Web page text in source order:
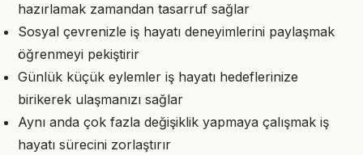
hazırlamak zamandan tasarruf sağlar
Sosyal çevrenizle iş hayatı deneyimlerini paylaşmak
öğrenmeyi pekiştirir
Günlük küçük eylemler iş hayatı hedeflerinize
birikerek ulaşmanızı sağlar
Aynı anda çok fazla değişiklik yapmaya çalışmak iş
hayatı sürecini zorlaştırır